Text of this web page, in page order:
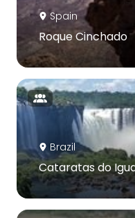
Spain
Roque Cinchado
Brazil
Cataratas do